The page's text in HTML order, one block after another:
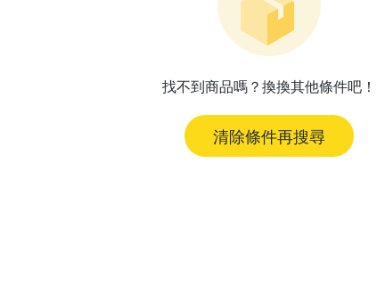
找不到商品嗎？換換其他條件吧！
清除條件再搜尋